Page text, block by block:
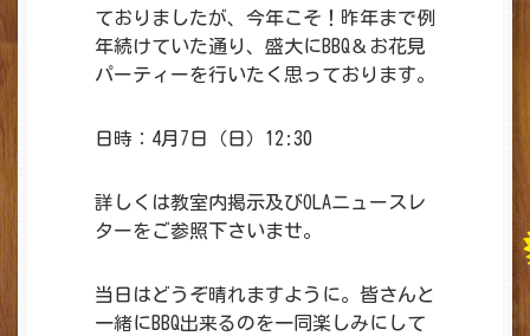
ておりましたが、今年こそ！昨年まで例
年続けていた通り、盛大にBBQ＆お花見
パーティーを行いたく思っております。
日時：4月7日（日）12:30
詳しくは教室内掲示及びOLAニュースレ
ターをご参照下さいませ。
当日はどうぞ晴れますように。皆さんと
一緒にBBQ出来るのを一同楽しみにして